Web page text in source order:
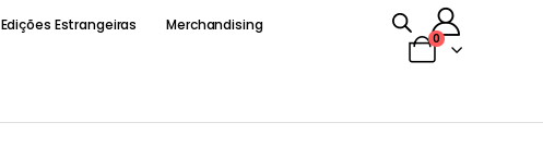
Edições Estrangeiras Merchandising
0